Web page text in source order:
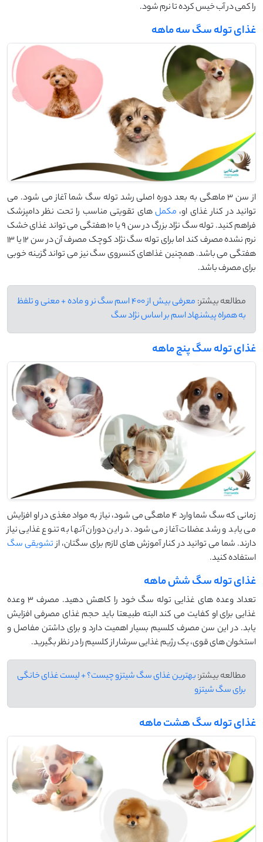
را کمی در آب خیس کرده تا نرم شود.
غذای توله سگ سه ماهه
از سن 3 ماهگی به بعد دوره اصلی رشد توله سگ شما آغاز می شود. می
توانید در کنار غذای او، مکملهای تقویتی مناسب را تحت نظر دامپزشک
فراهم کنید. توله سگ نژاد بزرگ در سن 9 یا 10 هفتگی می تواند غذای خشک
نرم نشده مصرف کند اما برای توله سگ نژاد کوچک مصرف آن در سن 12 یا 13
هفتگی می باشد. همچنین غذاهای کنسروی سگ نیز می تواند گزینه خوبی
برای مصرف باشد.
مطالعه بیشتر:
معرفی بیش از 400 اسم سگ نر و ماده + معنی و تلفظ
به همراه پیشنهاد اسم بر اساس نژاد سگ
غذای توله سگ پنج ماهه
زمانی که سگ شما وارد 4 ماهگی می شود، نیاز به مواد مغذی در او افزایش
می یابد و رشد عضلات آغاز می شود. در این دوران آنها به تنوع غذایی نیاز
دارند. شما می توانید در کنار آموزش های لازم برای سگتان، ازتشویقی سگ
استفاده کنید.
غذای توله سگ شش ماهه
تعداد وعده های غذایی توله سگ خود را کاهش دهید. مصرف 3 وعده
غذایی برای او کفایت می کند البته طبیعتا باید حجم غذای مصرفی افزایش
یابد. در این سن مصرف کلسیم بسیار اهمیت دارد و برای داشتن مفاصل و
استخوان های قوی، یک رژیم غذایی سرشار از کلسیم را در نظر بگیرید.
مطالعه بیشتر:بهترین غذای سگ شیتزو چیست؟ + لیست غذای خانگی
برای سگ شیتزو
غذای توله سگ هشت ماهه